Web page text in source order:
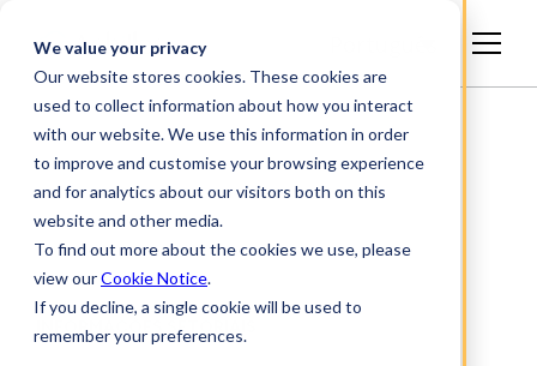
We value your privacy
Our website stores cookies. These cookies are
used to collect information about how you interact
with our website. We use this information in order
to improve and customise your browsing experience
and for analytics about our visitors both on this
website and other media.
To find out more about the cookies we use, please
view ourCookie Notice.
If you decline, a single cookie will be used to
remember your preferences.
INFORMAÇÕES SETORIAIS